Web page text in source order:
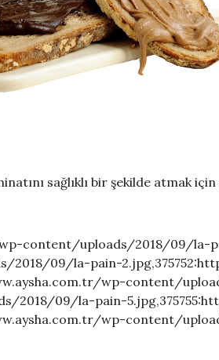
sağlıklı bir şekilde atmak
wp-content/uploads/2018/09/la-
2018/09/la-pain-
wp-content/
2018/09/la-pain-
wp-content/